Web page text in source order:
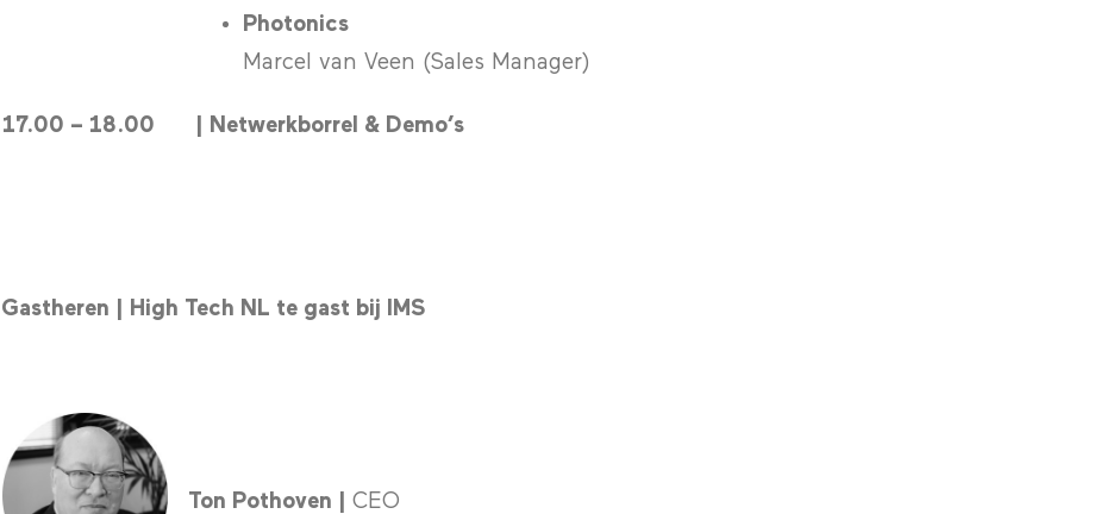
Photonics
Marcel van Veen (Sales Manager)
17.00 – 18.00 | Netwerkborrel & Demo’s
Gastheren | High Tech NL te gast bij IMS
Ton Pothoven | CEO